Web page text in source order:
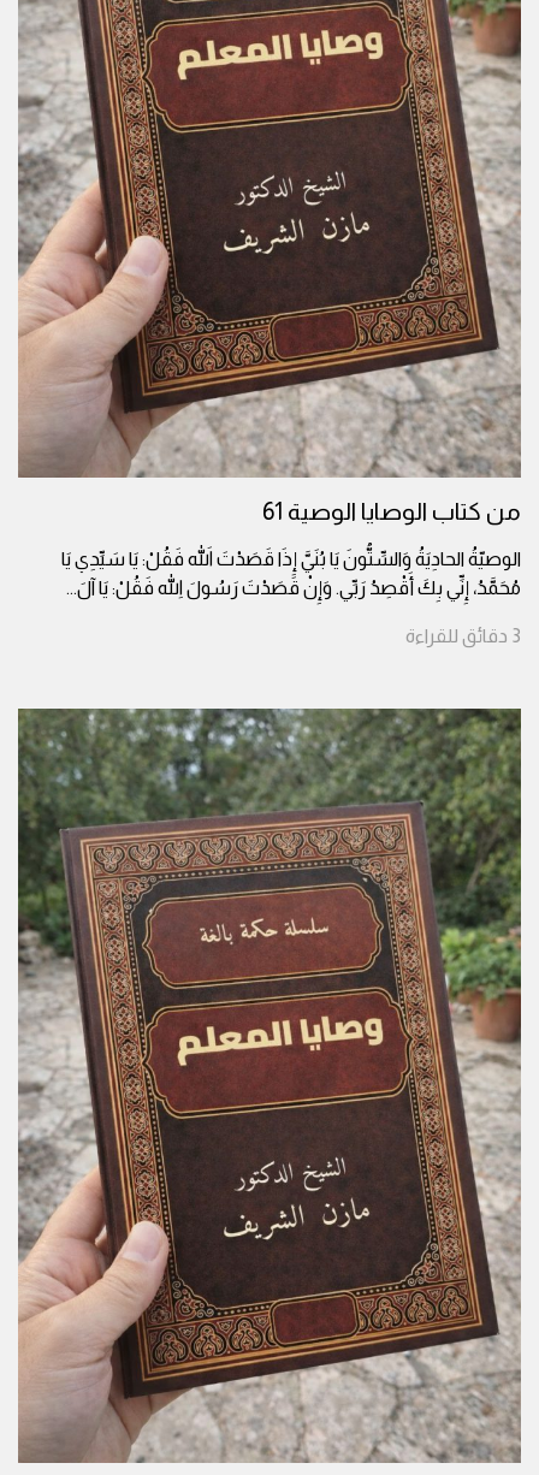
من كتاب الوصايا الوصية 61
الوصيّةُ الحادِيَةُ وَالسِّتُّونَ يَا بُنَيَّ إِذَا قَصَدْتَ اللهَ فَقُلْ: يَا سَيِّدِي يَا
مُحَمَّدُ، إِنِّي بِكَ أَقْصِدُ رَبِّي. وَإِنْ قَصَدْتَ رَسُولَ اللهِ فَقُلْ: يَا آلَ...
3 دقائق للقراءة